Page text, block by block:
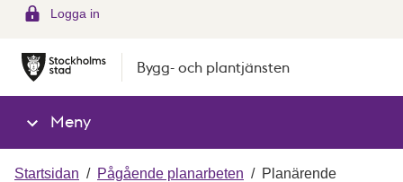
Logga in
Bygg- och plantjänsten
Meny
Startsidan / Pågående planarbeten / Planärende